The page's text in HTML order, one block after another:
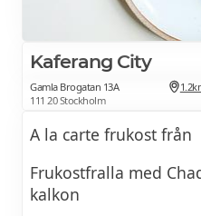
Kaferang City
Gamla Brogatan 13A
111 20 Stockholm
A la carte frukost från
Frukostfralla med
kalkon